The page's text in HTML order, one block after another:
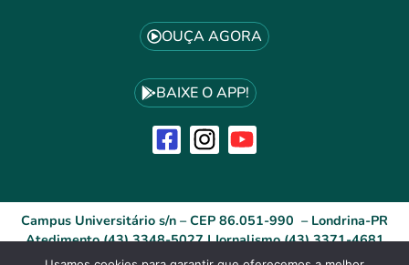
OUÇA AGORA
BAIXE O APP!
Campus Universitário s/n – CEP 86.051-990 – Londrina-PR
Atedimento (43) 3348-5027 | Jornalismo (43) 3371-4681